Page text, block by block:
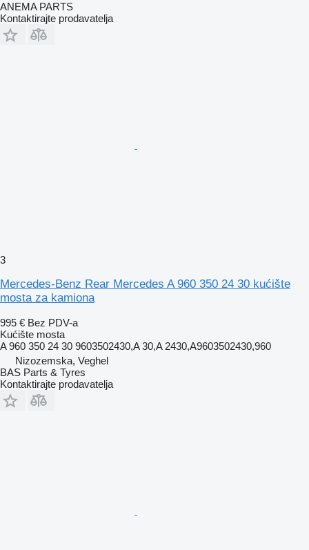
ANEMA PARTS
Kontaktirajte prodavatelja
3
Mercedes-Benz Rear Mercedes A 960 350 24 30 kućište
mosta za kamiona
995 € Bez PDV-a
Kućište mosta
A 960 350 24 30 9603502430,A 30,A 2430,A9603502430,960
Nizozemska, Veghel
BAS Parts & Tyres
Kontaktirajte prodavatelja